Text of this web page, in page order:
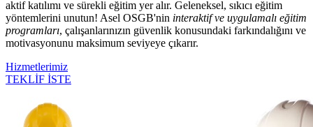
aktif katılımı ve sürekli eğitim yer alır. Geleneksel, sıkıcı eğitim
yöntemlerini unutun! Asel OSGB'nin interaktif ve uygulamalı eğitim
programları, çalışanlarınızın güvenlik konusundaki farkındalığını ve
motivasyonunu maksimum seviyeye çıkarır.
Hizmetlerimiz
TEKLİF İSTE